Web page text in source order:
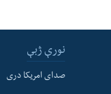
نورې ژبې
صدای امریکا دری